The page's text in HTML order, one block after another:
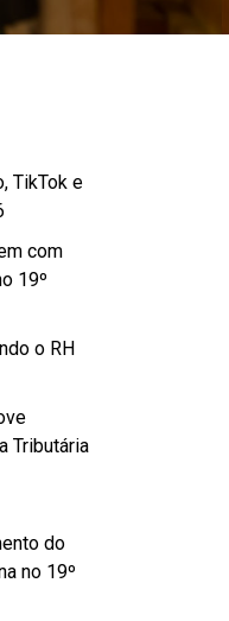
TikTok e
com
19º
o RH
Tributária
do
no 19º